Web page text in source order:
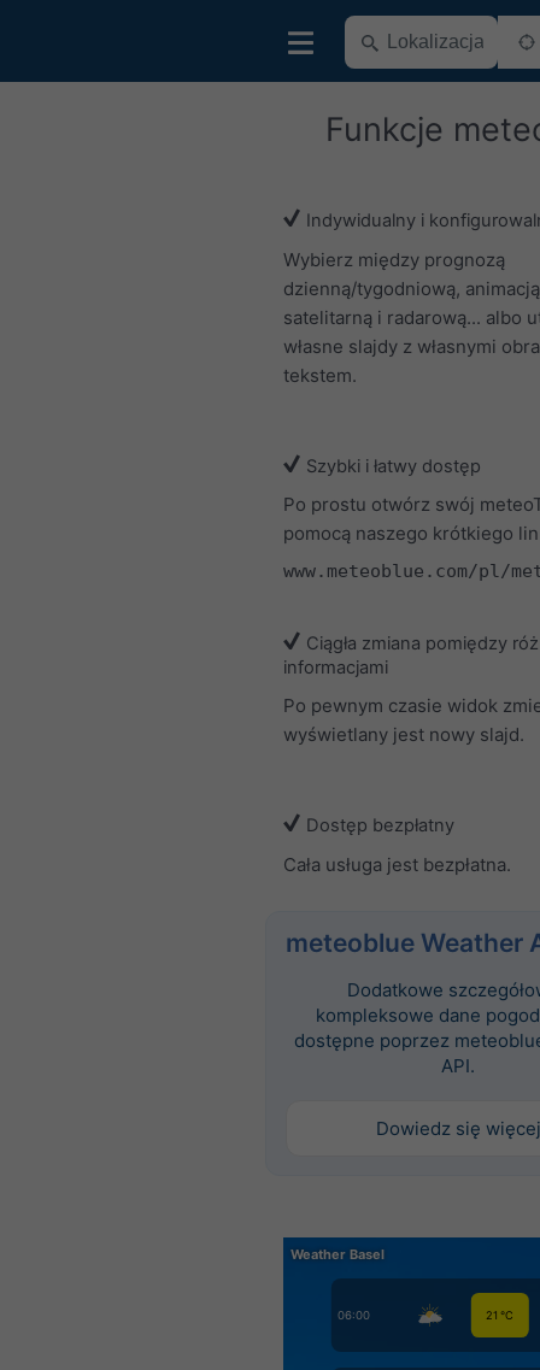
Funkcje
Indywidualny i
Wybierz między prognozą
dzienną/tygodniową, animacją
satelitarną i radarową... albo
własne slajdy z własnymi
tekstem.
Szybki i łatwy dostęp
Po prostu otwórz swój
pomocą naszego krótkiego
www.meteoblue.com/pl/
Ciągła zmiana pomiędzy
informacjami
Po pewnym czasie widok
wyświetlany jest nowy slajd.
Dostęp bezpłatny
Cała usługa jest bezpłatna.
meteoblue Weather
Dodatkowe
kompleksowe dane
dostępne poprzez
API.
Dowiedz się więcej